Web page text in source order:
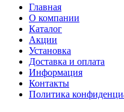
Главная
О компании
Каталог
Акции
Установка
Доставка и оплата
Информация
Контакты
Политика